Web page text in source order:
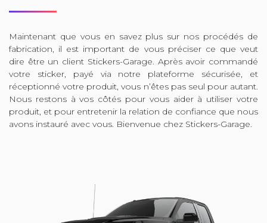
Maintenant que vous en savez plus sur nos procédés de
fabrication, il est important de vous préciser ce que veut
dire être un client Stickers-Garage. Après avoir commandé
votre sticker, payé via notre plateforme sécurisée, et
réceptionné votre produit, vous n’êtes pas seul pour autant.
Nous restons à vos côtés pour vous aider à utiliser votre
produit, et pour entretenir la relation de confiance que nous
avons instauré avec vous. Bienvenue chez Stickers-Garage.